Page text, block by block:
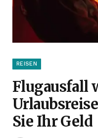
REISEN
Flugausfall
Sie Ihr Geld